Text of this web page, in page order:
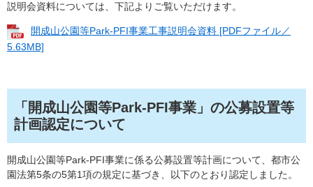
説明会資料については、下記よりご覧いただけます。
開成山公園等Park-PFI事業工事説明会資料 [PDFファイル／
5.63MB]
「開成山公園等Park-PFI事業」の公募設置等
計画認定について
開成山公園等Park-PFI事業に係る公募設置等計画について、都市公
園法第5条の5第1項の規定に基づき、以下のとおり認定しました。